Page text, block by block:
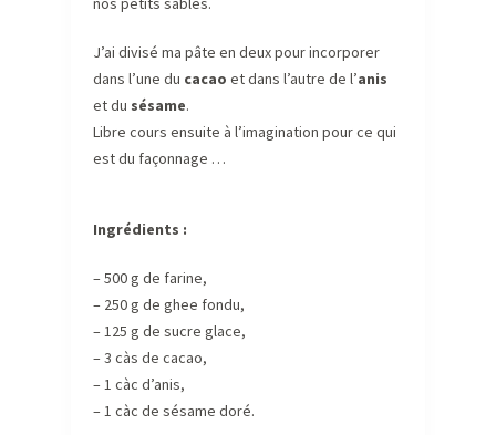
J’ai divisé ma pâte en deux pour incorporer
dans l’une du cacao et dans l’autre de l’anis
et du sésame.
Libre cours ensuite à l’imagination pour ce qui
est du façonnage …
Ingrédients :
– 500 g de farine,
– 250 g de ghee fondu,
– 125 g de sucre glace,
– 3 càs de cacao,
– 1 càc d’anis,
– 1 càc de sésame doré.